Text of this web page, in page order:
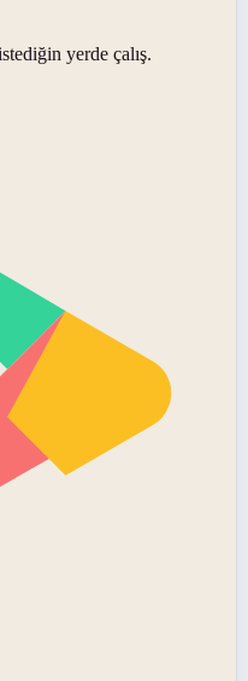
yerde çalış.